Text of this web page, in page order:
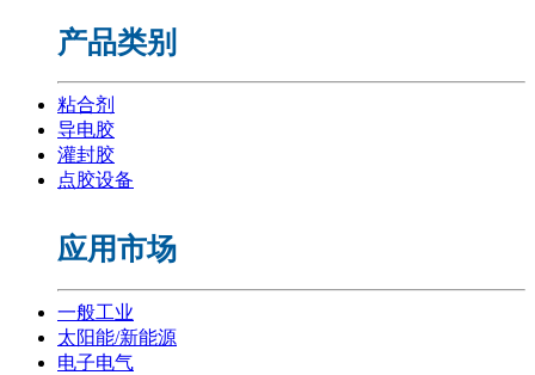
产品类别
粘合剂
导电胶
灌封胶
点胶设备
应用市场
一般工业
太阳能/新能源
电子电气